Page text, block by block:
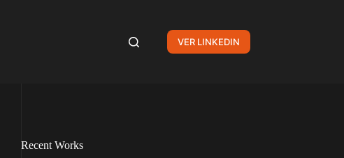
VER LINKEDIN
Recent Works